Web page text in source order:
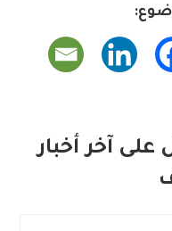
آخر أخبار